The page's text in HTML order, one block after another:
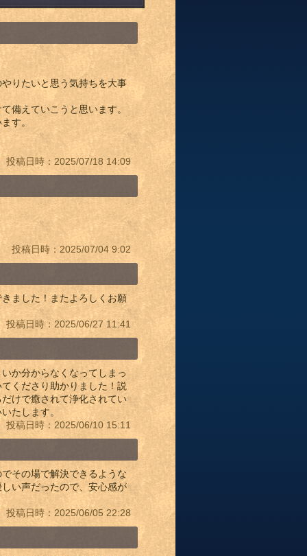
りたいと思う気持ちを大事
備えていこうと思います。
す。
投稿日時：2025/07/18 14:09
投稿日時：2025/07/04 9:02
ました！またよろしくお願
投稿日時：2025/06/27 11:41
か分からなくなってしまっ
くださり助かりました！説
けで癒されて浄化されてい
たします。
投稿日時：2025/06/10 15:11
その場で解決できるような
い声だったので、安心感が
投稿日時：2025/06/05 22:28